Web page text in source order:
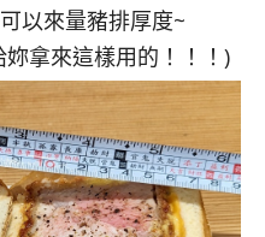
以來量豬排厚度~
拿來這樣用的！！！)